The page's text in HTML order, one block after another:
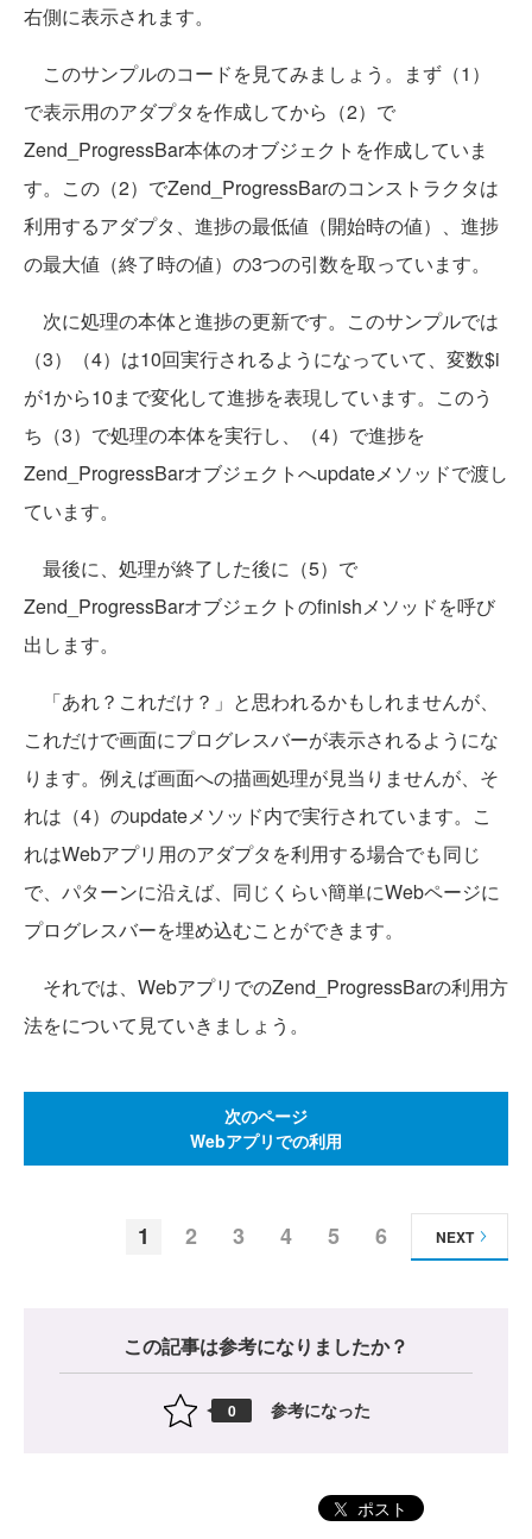
右側に表示されます。
このサンプルのコードを見てみましょう。まず（1）
で表示用のアダプタを作成してから（2）で
Zend_ProgressBar本体のオブジェクトを作成していま
す。この（2）でZend_ProgressBarのコンストラクタは
利用するアダプタ、進捗の最低値（開始時の値）、進捗
の最大値（終了時の値）の3つの引数を取っています。
次に処理の本体と進捗の更新です。このサンプルでは
（3）（4）は10回実行されるようになっていて、変数$i
が1から10まで変化して進捗を表現しています。このう
ち（3）で処理の本体を実行し、（4）で進捗を
Zend_ProgressBarオブジェクトへupdateメソッドで渡し
ています。
最後に、処理が終了した後に（5）で
Zend_ProgressBarオブジェクトのfinishメソッドを呼び
出します。
「あれ？これだけ？」と思われるかもしれませんが、
これだけで画面にプログレスバーが表示されるようにな
ります。例えば画面への描画処理が見当りませんが、そ
れは（4）のupdateメソッド内で実行されています。こ
れはWebアプリ用のアダプタを利用する場合でも同じ
で、パターンに沿えば、同じくらい簡単にWebページに
プログレスバーを埋め込むことができます。
それでは、WebアプリでのZend_ProgressBarの利用方
法をについて見ていきましょう。
次のページ
Webアプリでの利用
1 2 3 4 5 6 NEXT
この記事は参考になりましたか？
0 参考になった
ポスト